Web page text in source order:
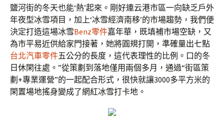
鹽河街的冬天也能‘熱’起來。剛好連云港市區一向缺乏戶外
年夜型冰雪項目，加上‘冰雪經濟南移’的市場趨勢，我們便
決定打造這場冰雪Benz零件嘉年華，既填補市場空缺，又
為市平易近供給家門接著，她將圓規打開，準確量出七點
台北汽車零件五公分的長度，這代表理性的比例。口的冬
日休閑往處。”從策劃到落地僅用兩個多月，通過“街區策
劃+專業運營”的一起配合形式，很快就讓3000多平方米的
閑置場地搖身變成了網紅冰雪打卡地。